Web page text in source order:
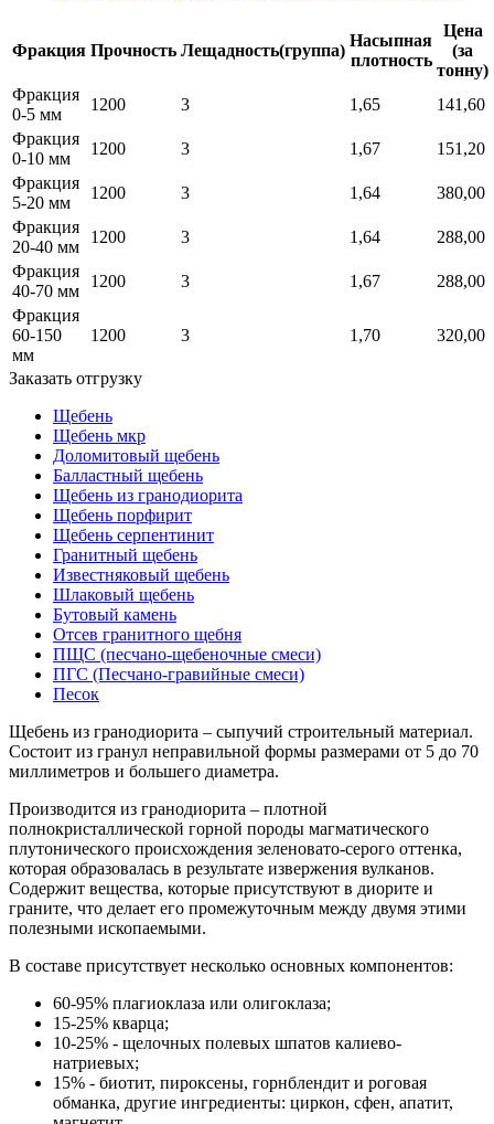
Фракция Прочность Лещадность(группа)
Насыпная
плотность
Цена
(за
тонну)
Фракция
0-5 мм
1200 3 1,65
141,60
Фракция
0-10 мм
1200 3 1,67
151,20
Фракция
5-20 мм
1200 3 1,64
380,00
Фракция
20-40 мм
1200 3 1,64
288,00
Фракция
40-70 мм
1200 3 1,67
288,00
Фракция
60-150
мм
1200 3 1,70 320,00
Заказать отгрузку
Щебень
Щебень мкр
Доломитовый щебень
Балластный щебень
Щебень из гранодиорита
Щебень порфирит
Щебень серпентинит
Гранитный щебень
Известняковый щебень
Шлаковый щебень
Бутовый камень
Отсев гранитного щебня
ПЩС (песчано-щебеночные смеси)
ПГС (Песчано-гравийные смеси)
Песок
Щебень из гранодиорита – сыпучий строительный материал.
Состоит из гранул неправильной формы размерами от 5 до 70
миллиметров и большего диаметра.
Производится из гранодиорита – плотной
полнокристаллической горной породы магматического
плутонического происхождения зеленовато-серого оттенка,
которая образовалась в результате извержения вулканов.
Содержит вещества, которые присутствуют в диорите и
граните, что делает его промежуточным между двумя этими
полезными ископаемыми.
В составе присутствует несколько основных компонентов:
60-95% плагиоклаза или олигоклаза;
15-25% кварца;
10-25% - щелочных полевых шпатов калиево-
натриевых;
15% - биотит, пироксены, горнблендит и роговая
обманка, другие ингредиенты: циркон, сфен, апатит,